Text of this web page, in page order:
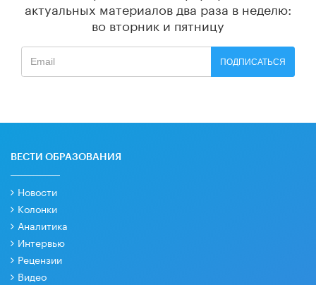
актуальных материалов два раза в неделю:
во вторник и пятницу
ПОДПИСАТЬСЯ
ВЕСТИ ОБРАЗОВАНИЯ
Новости
Колонки
Аналитика
Интервью
Рецензии
Видео